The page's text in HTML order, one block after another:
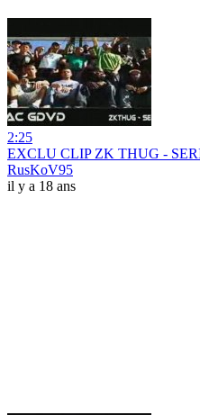
2:25
EXCLU CLIP ZK THUG -
RusKoV95
il y a 18 ans